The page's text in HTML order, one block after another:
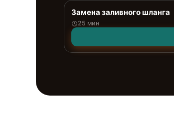
Замена заливного шланга
25 мин